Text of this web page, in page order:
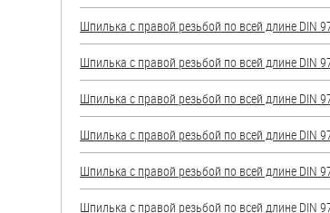
Шпилька с правой резьбой по всей длине DIN
Шпилька с правой резьбой по всей длине DIN
Шпилька с правой резьбой по всей длине DIN
Шпилька с правой резьбой по всей длине DIN
Шпилька с правой резьбой по всей длине DIN
Шпилька с правой резьбой по всей длине DIN